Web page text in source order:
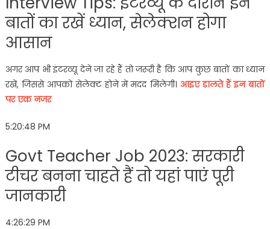
बातों का रखें ध्यान, सेलेक्शन होगा
आसान
अगर आप भी इंटरव्यू देने जा रहे हैं तो जरूरी है कि आप कुछ बातों का ध्यान
रखें, जिससे आपको सेलेक्ट होने में मदद मिलेगी। आइए डालते हैं इन बातों
पर एक नजर
5:20:48 PM
Govt Teacher Job 2023: सरकारी
टीचर बनना चाहते हैं तो यहां पाएं पूरी
जानकारी
4:26:29 PM